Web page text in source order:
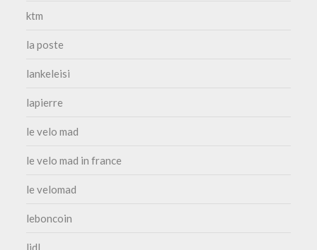
ktm
la poste
lankeleisi
lapierre
le velo mad
le velo mad in france
le velomad
leboncoin
lidl